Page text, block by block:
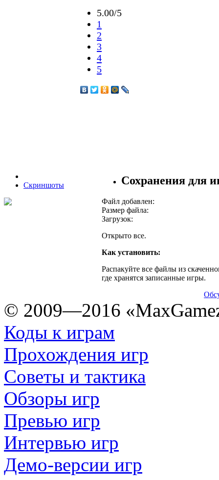
5.00/5
1
2
3
4
5
Скриншоты Сохранения для
Файл добавлен:
Размер файла:
Загрузок:
Открыто все.
Как установить:
Распакуйте все файлы из
где хранятся записанные игры.
© 2009—2016
Коды к играм
Прохождения игр
Советы и тактика
Обзоры игр
Превью игр
Интервью игр
Демо-версии игр